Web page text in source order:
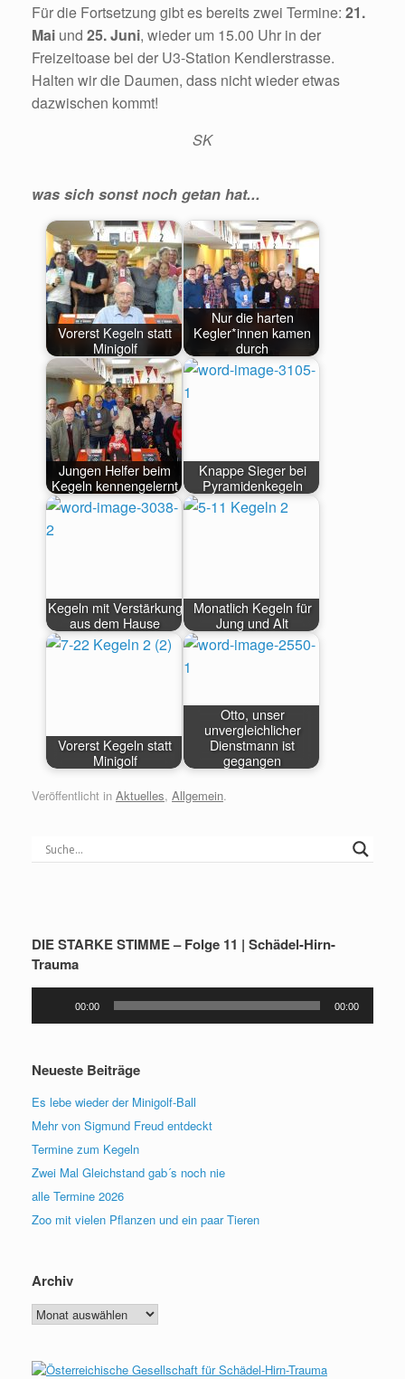
Für die Fortsetzung gibt es bereits zwei Termine: 21.
Mai und 25. Juni, wieder um 15.00 Uhr in der
Freizeitoase bei der U3-Station Kendlerstrasse.
Halten wir die Daumen, dass nicht wieder etwas
dazwischen kommt!
SK
was sich sonst noch getan hat...
Vorerst Kegeln statt
Minigolf
Nur die harten
Kegler*innen kamen
durch
Jungen Helfer beim
Kegeln kennengelernt
Knappe Sieger bei
Pyramidenkegeln
Kegeln mit Verstärkung
aus dem Hause
Monatlich Kegeln für
Jung und Alt
Vorerst Kegeln statt
Minigolf
Otto, unser
unvergleichlicher
Dienstmann ist
gegangen
Veröffentlicht in Aktuelles, Allgemein.
DIE STARKE STIMME – Folge 11 | Schädel-Hirn-
Trauma
00:00 00:00
Neueste Beiträge
Es lebe wieder der Minigolf-Ball
Mehr von Sigmund Freud entdeckt
Termine zum Kegeln
Zwei Mal Gleichstand gab´s noch nie
alle Termine 2026
Zoo mit vielen Pflanzen und ein paar Tieren
Archiv
Archiv